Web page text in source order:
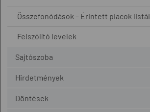
Összefonódások – Érintett piacok listái
Felszólító levelek
Sajtószoba
Hirdetmények
Döntések